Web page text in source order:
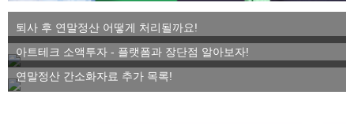
퇴사 후 연말정산 어떻게 처리될까요!
아트테크 소액투자 - 플랫폼과 장단점 알아보자!
연말정산 간소화자료 추가 목록!